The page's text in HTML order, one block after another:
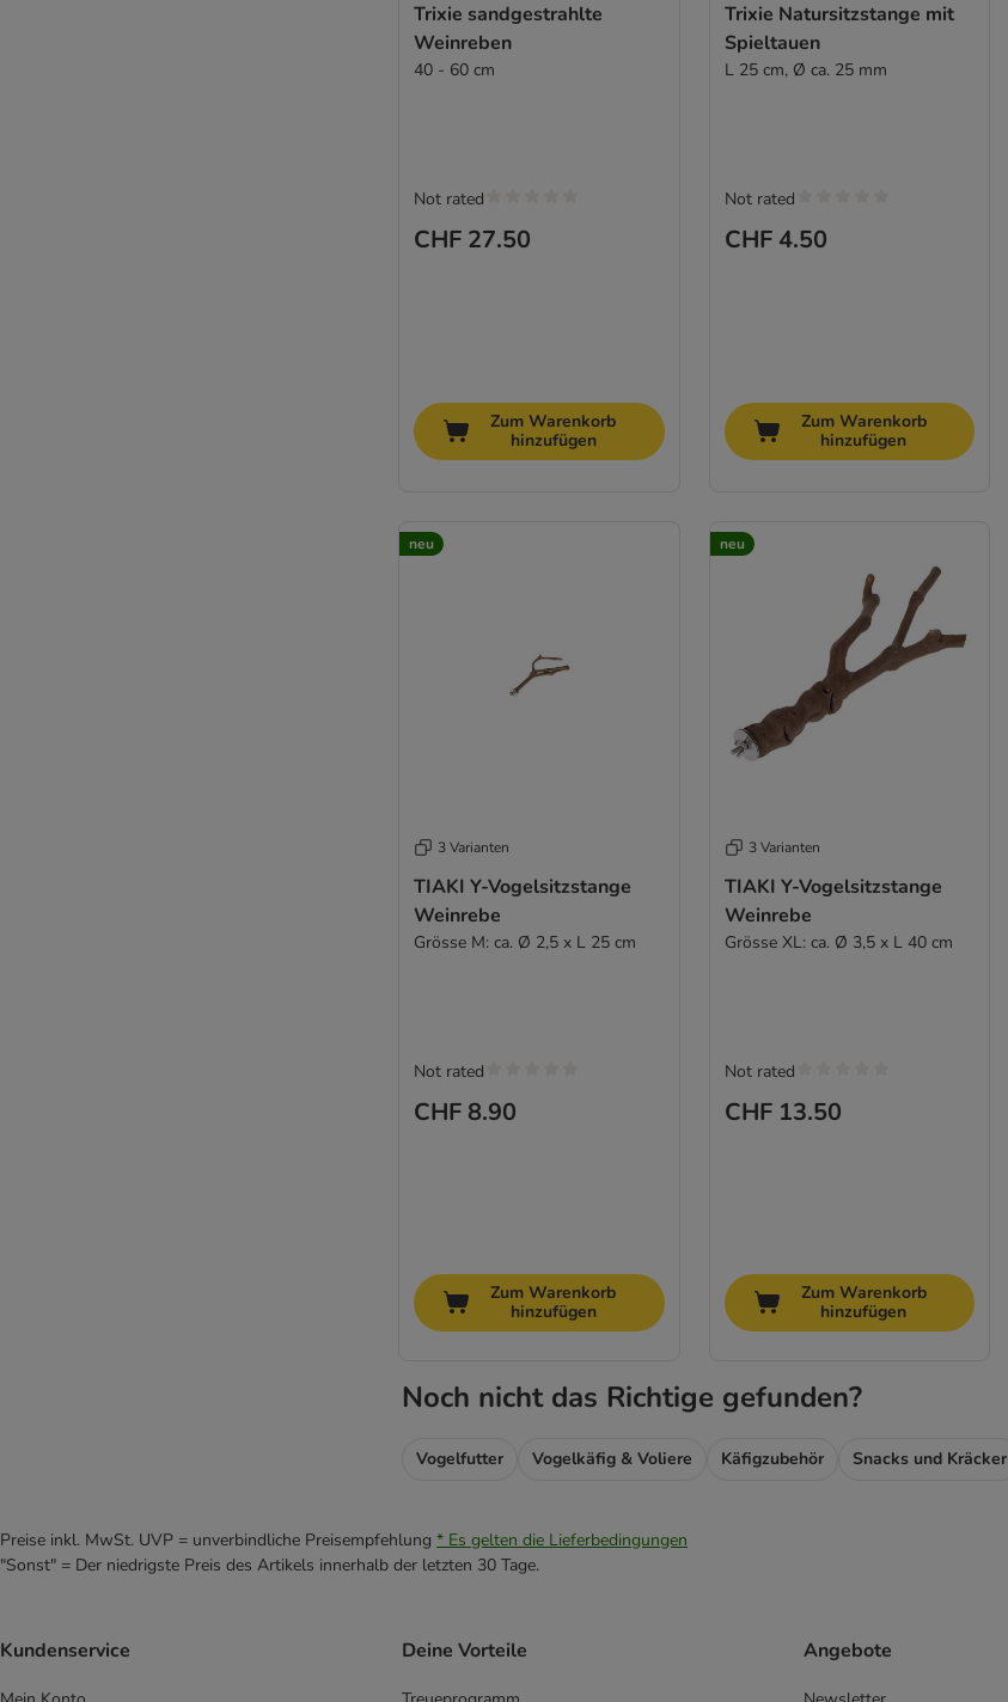
Trixie sandgestrahlte
Weinreben
40 - 60 cm
CHF 27.50
Not rated
Zum Warenkorb
hinzufügen
Trixie Natursitzstange mit
Spieltauen
L 25 cm, Ø ca. 25 mm
CHF 4.50
Not rated
Zum Warenkorb
hinzufügen
neu
3 Varianten
TIAKI Y-Vogelsitzstange
Weinrebe
Grösse M: ca. Ø 2,5 x L 25 cm
CHF 8.90
Not rated
Zum Warenkorb
hinzufügen
neu
3 Varianten
TIAKI Y-Vogelsitzstange
Weinrebe
Grösse XL: ca. Ø 3,5 x L 40 cm
CHF 13.50
Not rated
Zum Warenkorb
hinzufügen
Noch nicht das Richtige gefunden?
Vogelfutter Vogelkäfig & Voliere Käfigzubehör Snacks und Kräcker
Preise inkl. MwSt. UVP = unverbindliche Preisempfehlung * Es gelten die Lieferbedingungen
"Sonst" = Der niedrigste Preis des Artikels innerhalb der letzten 30 Tage.
Kundenservice Deine Vorteile Angebote